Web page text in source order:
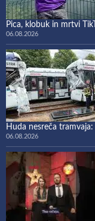
Pica, klobuk in mrtvi
06.08.2026
Huda nesreča
06.08.2026